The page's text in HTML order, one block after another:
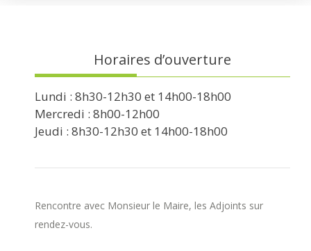
Horaires d’ouverture
Lundi : 8h30-12h30 et 14h00-18h00
Mercredi : 8h00-12h00
Jeudi : 8h30-12h30 et 14h00-18h00
Rencontre avec Monsieur le Maire, les Adjoints sur
rendez-vous.